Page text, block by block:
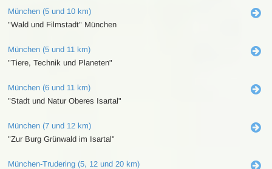
München (5 und 10 km)
"Wald und Filmstadt" München
München (5 und 11 km)
"Tiere, Technik und Planeten"
München (6 und 11 km)
"Stadt und Natur Oberes Isartal"
München (7 und 12 km)
"Zur Burg Grünwald im Isartal"
München-Trudering (5, 12 und 20 km)